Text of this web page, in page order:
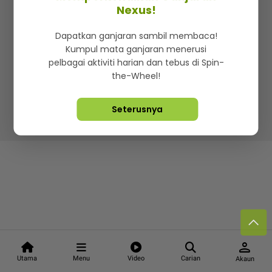
Utama Menu Video Carian
person
Akaun
Iklan di SMG360
Terma & Syarat Dasar Privasi
Lebih hot, viral dan sensasi
Hakcipta Terpelihara ©2026. Star Media Group Berhad
Nexus!
Dapatkan ganjaran sambil membaca!
Kumpul mata ganjaran menerusi
pelbagai aktiviti harian dan tebus di Spin-
the-Wheel!
Seterusnya